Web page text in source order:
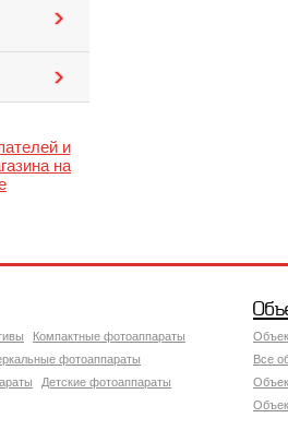
Компактные фотоаппараты
фотоаппараты
Детские фотоаппараты
Все